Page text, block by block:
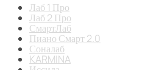
Лаб 1 Про
Лаб 2 Про
СмартЛаб
Пиано Смарт 2.0
Соналаб
KARMINA